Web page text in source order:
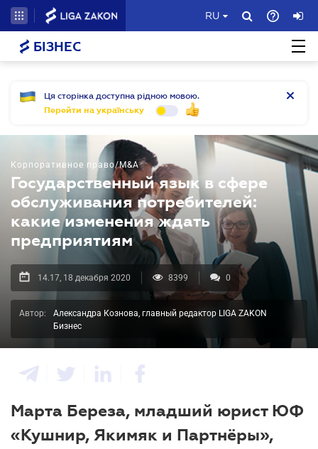
RU
БІЗНЕС
Ця сторінка доступна рідною мовою.
Перейти на українську
Корпоративное право/M&A
Государственный язык в сфере
обслуживания потребителей:
какие изменения ждать
предприятиям
14.17, 18 декабря 2020 8399 0
Автор:
Александра Кознова, главный редактор LIGA ZAKON
Бизнес
Марта Береза, младший юрист ЮФ
«Кушнир, Якимяк и Партнёры»,